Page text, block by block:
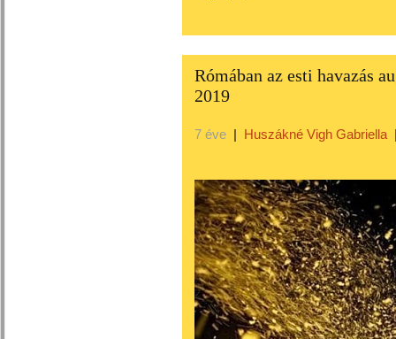
Rómában az esti havazás
2019
7 éve | Huszákné Vigh Gabriella